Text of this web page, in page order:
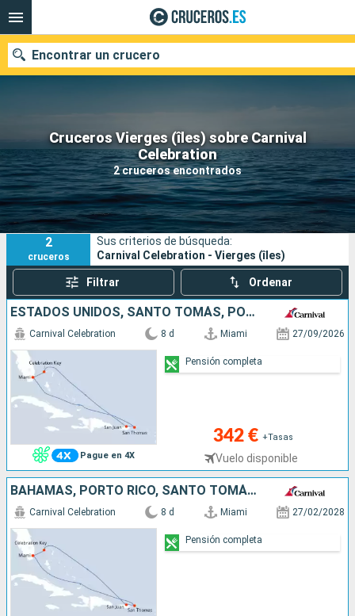
Cruceros Vierges (îles) sobre Carnival
Celebration
2 cruceros encontrados
Encontrar un crucero
Nuestros destinos
Fecha de salida
Puertos Compañías
Buscar
2
cruceros
Sus criterios de búsqueda:
Carnival Celebration - Vierges (îles)
Filtrar Ordenar
ESTADOS UNIDOS, SANTO TOMÁS, PORTO RICO, BAHAMAS
Pague en 4X
Carnival Celebration 8 d Miami 27/09/2026
342 € +Tasas
Vuelo disponible
Pensión completa
BAHAMAS, PORTO RICO, SANTO TOMÁS, ESTADOS UNIDOS
Carnival Celebration 8 d Miami 27/02/2028
Pensión completa